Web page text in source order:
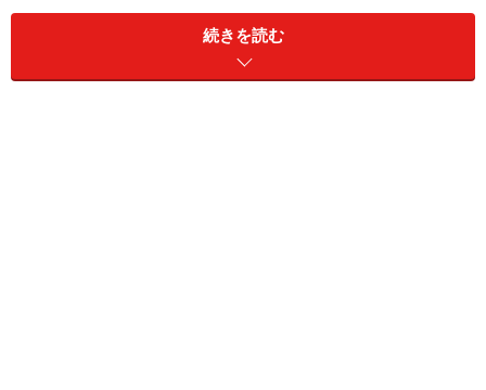
の公式情報をご確認ください。続きを読む